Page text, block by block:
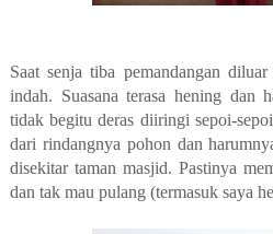
Saat senja tiba pemandangan
indah. Suasana terasa hening dan
tidak begitu deras diiringi sepoi-
dari rindangnya pohon dan
disekitar taman masjid. Pastinya
dan tak mau pulang (termasuk saya